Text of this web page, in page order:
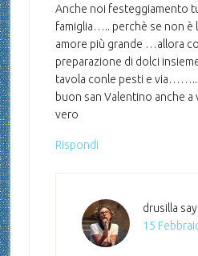
Anche noi festeggiamento
famiglia….. perchè se non è
amore più grande …allora
preparazione di dolci
tavola conle pesti e via……..
buon san Valentino anche a
vero
Rispondi
drusilla
15